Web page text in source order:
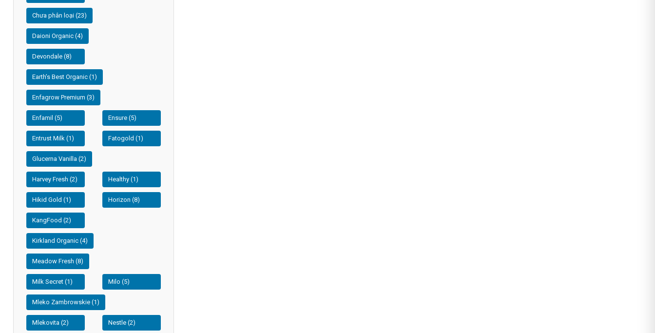
Chưa phân loại (23)
Daioni Organic (4)
Devondale (8)
Earth’s Best Organic (1)
Enfagrow Premium (3)
Enfamil (5) Ensure (5)
Entrust Milk (1) Fatogold (1)
Glucerna Vanilla (2)
Harvey Fresh (2) Healthy (1)
Hikid Gold (1) Horizon (8)
KangFood (2)
Kirkland Organic (4)
Meadow Fresh (8)
Milk Secret (1) Milo (5)
Mleko Zambrowskie (1)
Mlekovita (2) Nestle (2)